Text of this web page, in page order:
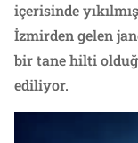
içerisinde
İzmirden gelen
bir tane hilti
ediliyor.